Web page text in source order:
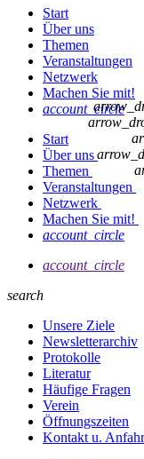
Start
Über uns
Themen
Veranstaltungen
Netzwerk
Machen Sie mit!
account_circle
Start
Über uns
Themen
Veranstaltungen
Netzwerk
Machen Sie mit!
account_circle
account_circle
search
Unsere Ziele
Newsletterarchiv
Protokolle
Literatur
Häufige Fragen
Verein
Öffnungszeiten
Kontakt u.